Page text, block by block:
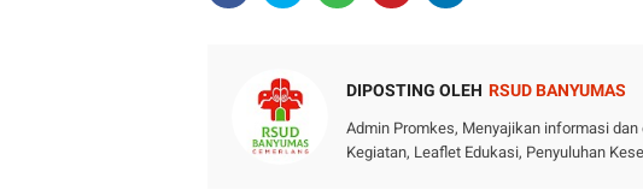
DIPOSTING OLEH RSUD BANYUMAS
Admin Promkes, Menyajikan informasi dan
Kegiatan, Leaflet Edukasi, Penyuluhan